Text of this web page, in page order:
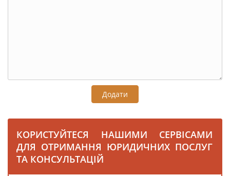
Додати
КОРИСТУЙТЕСЯ НАШИМИ СЕРВІСАМИ
ДЛЯ ОТРИМАННЯ ЮРИДИЧНИХ ПОСЛУГ
ТА КОНСУЛЬТАЦІЙ